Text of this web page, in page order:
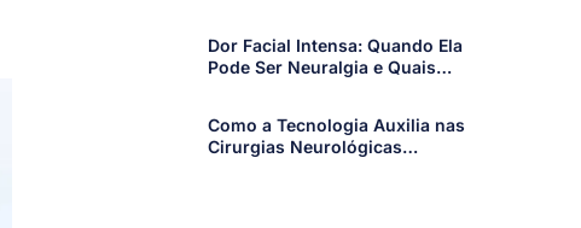
Dor Facial Intensa: Quando Ela
Pode Ser Neuralgia e Quais
Como a Tecnologia Auxilia nas
Cirurgias Neurológicas